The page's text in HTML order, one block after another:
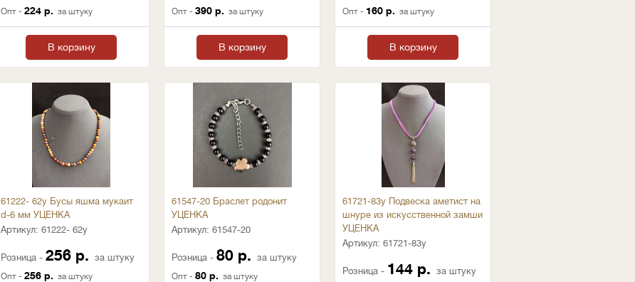
Опт - 224 р. за штуку
В корзину
Опт - 390 р. за штуку
В корзину
Опт - 160 р. за штуку
В корзину
61222- 62у Бусы яшма мукаит
d-6 мм УЦЕНКА
Артикул: 61222- 62у
Розница - 256 р. за штуку
Опт - 256 р. за штуку
61547-20 Браслет родонит
УЦЕНКА
Артикул: 61547-20
Розница - 80 р. за штуку
Опт - 80 р. за штуку
61721-83у Подвеска аметист на
шнуре из искусственной замши
УЦЕНКА
Артикул: 61721-83у
Розница - 144 р. за штуку